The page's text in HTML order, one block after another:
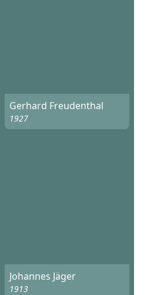
Gerhard Freudenthal
1927
Johannes Jäger
1913